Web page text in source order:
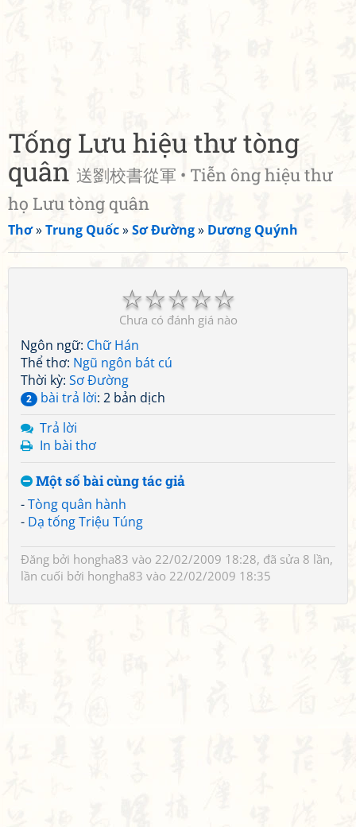
Tống Lưu hiệu thư tòng
quân 送劉校書從軍 • Tiễn ông hiệu thư
họ Lưu tòng quân
Thơ»Trung Quốc»Sơ Đường» Dương Quýnh
☆
☆
☆
☆
☆
Chưa có đánh giá nào
Ngôn ngữ: Chữ Hán
Thể thơ: Ngũ ngôn bát cú
Thời kỳ: Sơ Đường
2 bài trả lời: 2 bản dịch
Trả lời
In bài thơ
Một số bài cùng tác giả
-Tòng quân hành
- Dạ tống Triệu Túng
Đăng bởi hongha83 vào 22/02/2009 18:28, đã sửa 8 lần,
lần cuối bởi hongha83 vào 22/02/2009 18:35